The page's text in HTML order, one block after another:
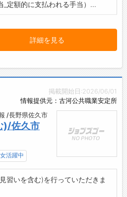
_定額的に支払われる手当）...
詳細を見る
掲載開始日:2026/06/01
情報提供元：古河公共職業安定所
/長野県佐久市
)/佐久市
活躍中
習いを含む)を行っていただきま